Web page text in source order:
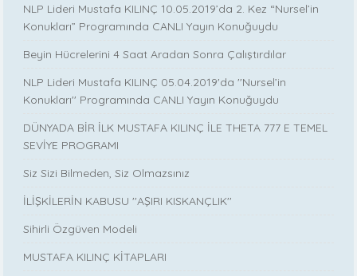
NLP Lideri Mustafa KILINÇ 10.05.2019’da 2. Kez “Nursel’in
Konukları” Programında CANLI Yayın Konuğuydu
Beyin Hücrelerini 4 Saat Aradan Sonra Çalıştırdılar
NLP Lideri Mustafa KILINÇ 05.04.2019'da ''Nursel’in
Konukları'' Programında CANLI Yayın Konuğuydu
DÜNYADA BİR İLK MUSTAFA KILINÇ İLE THETA 777 E TEMEL
SEVİYE PROGRAMI
Siz Sizi Bilmeden, Siz Olmazsınız
İLİŞKİLERİN KABUSU ''AŞIRI KISKANÇLIK''
Sihirli Özgüven Modeli
MUSTAFA KILINÇ KİTAPLARI